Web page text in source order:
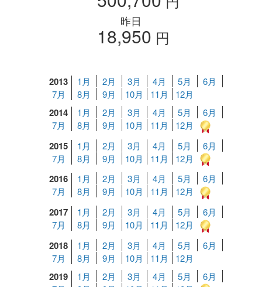
昨日
18,950 円
2013 1月 2月 3月 4月 5月
6月
7月
8月 9月 10月 11月 12月
2014 1月 2月 3月 4月 5月
6月
7月
8月 9月 10月 11月 12月
2015 1月 2月 3月 4月 5月
6月
7月
8月 9月 10月 11月 12月
2016 1月 2月 3月 4月 5月
6月
7月
8月 9月 10月 11月 12月
2017 1月 2月 3月 4月 5月
6月
7月
8月 9月 10月 11月 12月
2018 1月 2月 3月 4月 5月
6月
7月
8月 9月 10月 11月 12月
2019 1月 2月 3月 4月 5月
6月